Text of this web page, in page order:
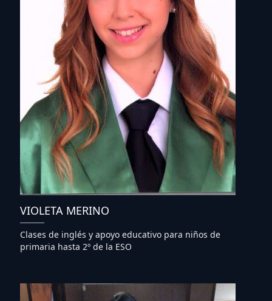
VIOLETA MERINO
Clases de inglés y apoyo educativo para niños de
primaria hasta 2º de la ESO